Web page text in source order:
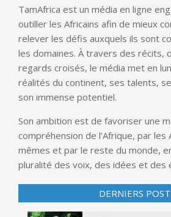
TamAfrica est un média en ligne
outiller les Africains afin de mieux
relever les défis auxquels ils sont
les domaines. À travers des récits,
regards croisés, le média met en
réalités du continent, ses talents,
son immense potentiel.
Son ambition est de favoriser une
compréhension de l’Afrique, par les
mêmes et par le reste du monde,
pluralité des voix, des idées et des
DERNIERS